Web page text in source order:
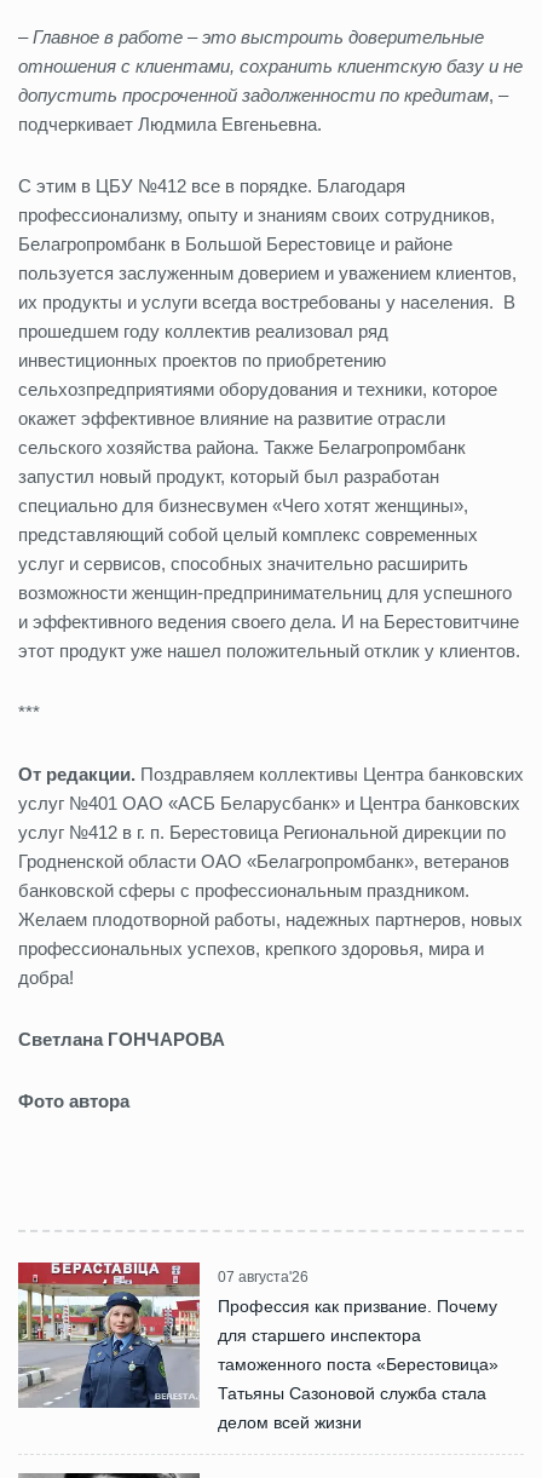
–Главное в работе – это выстроить доверительные
отношения с клиентами, сохранить клиентскую базу и не
допустить просроченной задолженности по кредитам, –
подчеркивает Людмила Евгеньевна.
С этим в ЦБУ №412 все в порядке. Благодаря
профессионализму, опыту и знаниям своих сотрудников,
Белагропромбанк в Большой Берестовице и районе
пользуется заслуженным доверием и уважением клиентов,
их продукты и услуги всегда востребованы у населения. В
прошедшем году коллектив реализовал ряд
инвестиционных проектов по приобретению
сельхозпредприятиями оборудования и техники, которое
окажет эффективное влияние на развитие отрасли
сельского хозяйства района. Также Белагропромбанк
запустил новый продукт, который был разработан
специально для бизнесвумен «Чего хотят женщины»,
представляющий собой целый комплекс современных
услуг и сервисов, способных значительно расширить
возможности женщин-предпринимательниц для успешного
и эффективного ведения своего дела. И на Берестовитчине
этот продукт уже нашел положительный отклик у клиентов.
***
От редакции. Поздравляем коллективы Центра банковских
услуг №401 ОАО «АСБ Беларусбанк» и Центра банковских
услуг №412 в г. п. Берестовица Региональной дирекции по
Гродненской области ОАО «Белагропромбанк», ветеранов
банковской сферы с профессиональным праздником.
Желаем плодотворной работы, надежных партнеров, новых
профессиональных успехов, крепкого здоровья, мира и
добра!
Светлана ГОНЧАРОВА
Фото автора
07 августа'26
Профессия как призвание. Почему
для старшего инспектора
таможенного поста «Берестовица»
Татьяны Сазоновой служба стала
делом всей жизни